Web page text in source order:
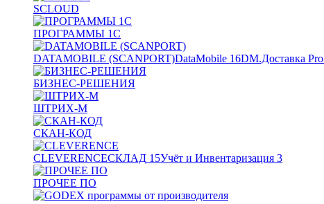
SCLOUD
ПРОГРАММЫ 1С
DATAMOBILE (SCANPORT)DataMobile 16DM.Доставка Pro
БИЗНЕС-РЕШЕНИЯ
ШТРИХ-М
СКАН-КОД
CLEVERENCEСКЛАД 15Учёт и Инвентаризация 3
ПРОЧЕЕ ПО